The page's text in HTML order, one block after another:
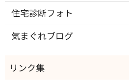
住宅診断フォト
気まぐれブログ